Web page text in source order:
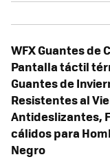
WFX Guantes de
Pantalla táctil
Guantes de
Resistentes al
Antideslizantes,
cálidos para
Negro